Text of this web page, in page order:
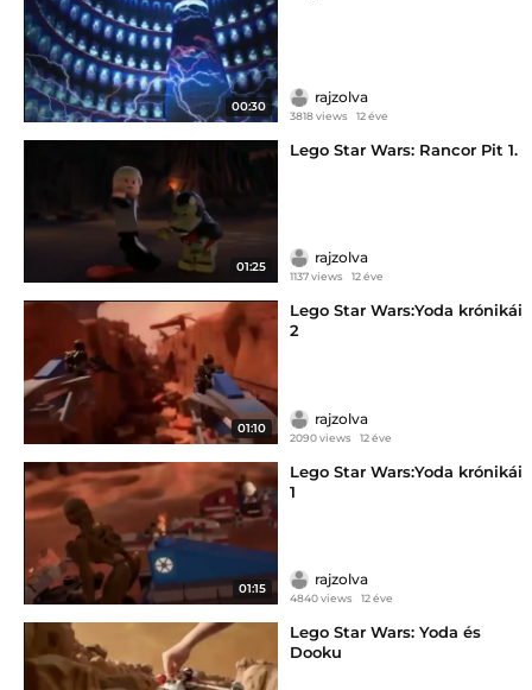
00:30
rajzolva
3818 views 12 éve
01:25
Lego Star Wars: Rancor Pit 1.
rajzolva
1137 views 12 éve
01:10
Lego Star Wars:Yoda krónikái
2
rajzolva
2090 views 12 éve
01:15
Lego Star Wars:Yoda krónikái
1
rajzolva
4840 views 12 éve
Lego Star Wars: Yoda és
Dooku